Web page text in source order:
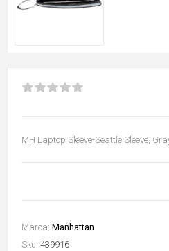
MH Laptop Sleeve-Seattle Sleeve,
Marca: Manhattan
Sku: 439916